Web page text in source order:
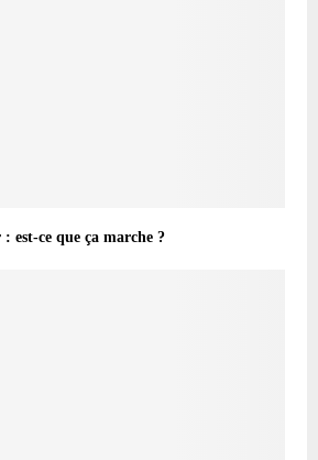
est-ce que ça marche ?